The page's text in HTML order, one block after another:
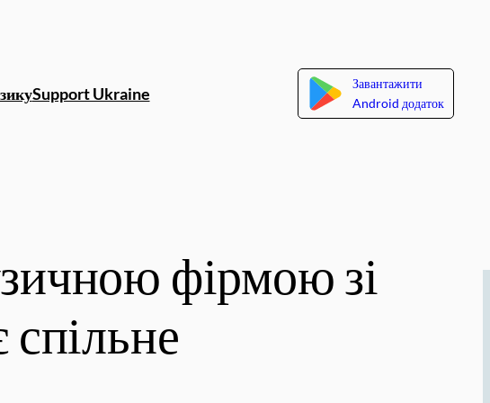
Support Ukraine
Завантажити
Android додаток
фірмою зі